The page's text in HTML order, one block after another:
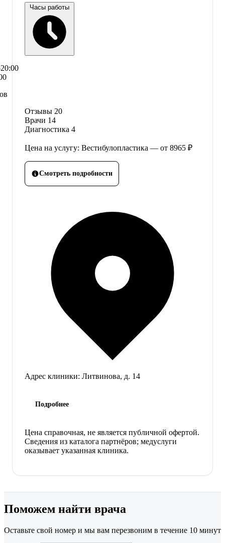
Часы работы
Отзывы 20
Врачи 14
Диагностика 4
Цена на услугу: Вестибулопластика — от 8965 ₽
Смотреть подробности
Адрес клиники: Литвинова, д. 14
Подробнее
Цена справочная, не является публичной офертой.
Сведения из каталога партнёров; медуслуги
оказывает указанная клиника.
Поможем найти врача
Оставьте свой номер и мы вам перезвоним в течение 10 минут